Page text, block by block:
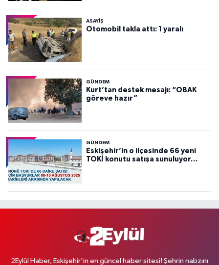
ASAYİŞ
Otomobil takla attı: 1 yaralı
GÜNDEM
Kurt’tan destek mesajı: “OBAK
göreve hazır”
GÜNDEM
Eskişehir’in o ilçesinde 66 yeni
TOKİ konutu satışa sunuluyor…
2Eylül Haber, Eskişehir’in en güncel haber sitesi! Şehrin nabzını